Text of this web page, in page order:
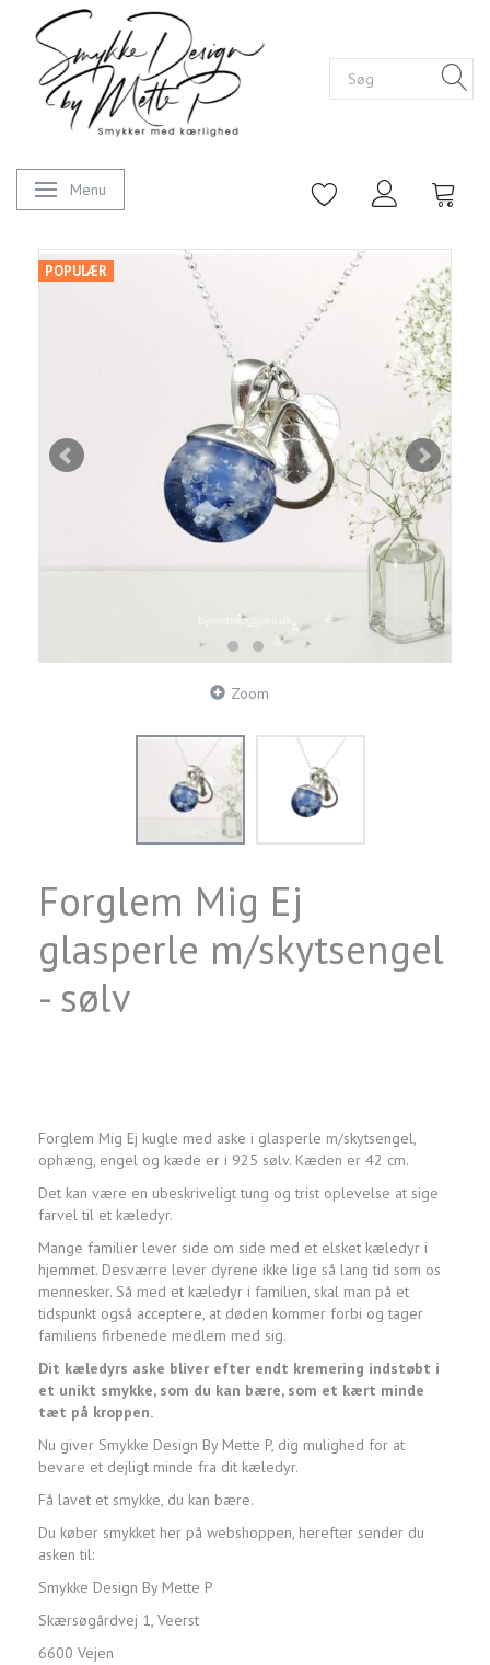
Skifte navigation
Menu
POPULÆR
Zoom
Forglem Mig Ej
glasperle m/skytsengel
- sølv
Forglem Mig Ej kugle med aske i glasperle m/skytsengel,
ophæng, engel og kæde er i 925 sølv. Kæden er 42 cm.
Det kan være en ubeskriveligt tung og trist oplevelse at sige
farvel til et kæledyr.
Mange familier lever side om side med et elsket kæledyr i
hjemmet. Desværre lever dyrene ikke lige så lang tid som os
mennesker. Så med et kæledyr i familien, skal man på et
tidspunkt også acceptere, at døden kommer forbi og tager
familiens firbenede medlem med sig.
Dit kæledyrs aske bliver efter endt kremering indstøbt i
et unikt smykke, som du kan bære, som et kært minde
tæt på kroppen.
Nu giver Smykke Design By Mette P, dig mulighed for at
bevare et dejligt minde fra dit kæledyr.
Få lavet et smykke, du kan bære.
Du køber smykket her på webshoppen, herefter sender du
asken til:
Smykke Design By Mette P
Skærsøgårdvej 1, Veerst
6600 Vejen